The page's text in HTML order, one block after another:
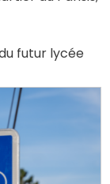
futur lycée